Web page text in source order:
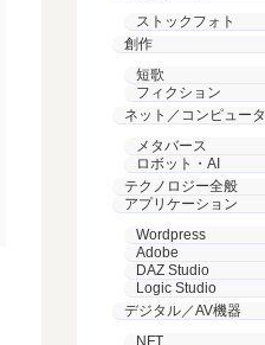
ストックフォト
創作
短歌
フィクション
ネット／コンピュータ
メタバース
ロボット・AI
テクノロジー全般
アプリケーション
Wordpress
Adobe
DAZ Studio
Logic Studio
デジタル／AV機器
NFT